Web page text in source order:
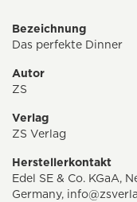
Bezeichnung
Das perfekte Dinner
Autor
ZS
Verlag
ZS Verlag
Herstellerkontakt
Edel SE & Co. KGaA,
Germany,